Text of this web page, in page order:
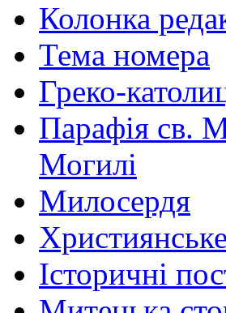
Колонка
Тема номера
Греко-
Парафія св.
Могилі
Милосердя
Історичні